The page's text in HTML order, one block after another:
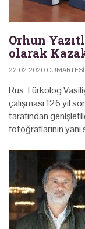
Orhun
olarak
22.02.2020
Rus Türkolog
çalışması 126 yıl
tarafından
fotoğraflarının